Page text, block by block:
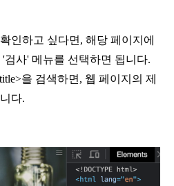
인하고 싶다면, 해당 페이지에
사' 메뉴를 선택하면 됩니다.
을 검색하면, 웹 페이지의 제
다.